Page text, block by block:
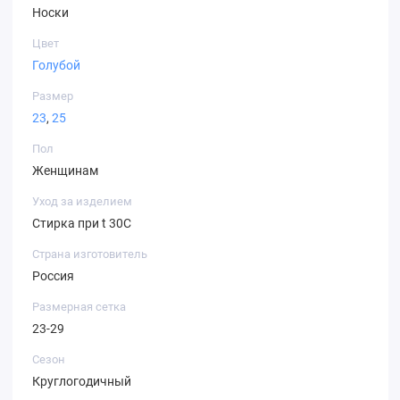
Носки
Цвет
Голубой
Размер
23, 25
Пол
Женщинам
Уход за изделием
Стирка при t 30С
Страна изготовитель
Россия
Размерная сетка
23-29
Сезон
Круглогодичный